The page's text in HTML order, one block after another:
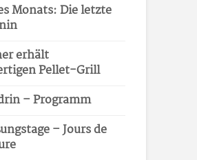
Monats: Die letzte
erhält
Pellet-Grill
– Programm
– Jours de